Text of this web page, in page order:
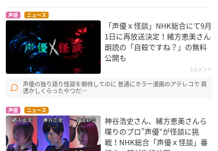
声優 ニュース
「声優ｘ怪談」NHK総合にて9月
1日に再放送決定！緒方恵美さん
朗読の「自殺ですね？」の無料
公開も
3コメント
声優の独り語り怪談を期待してのに 普通にホラー漫画のアテレコで 肩
透かしくらったやつだ…
声優 ニュース
神谷浩史さん、緒方恵美さんら
喋りのプロ”声優”が怪談に挑
戦！NHK総合「声優ｘ怪談」番